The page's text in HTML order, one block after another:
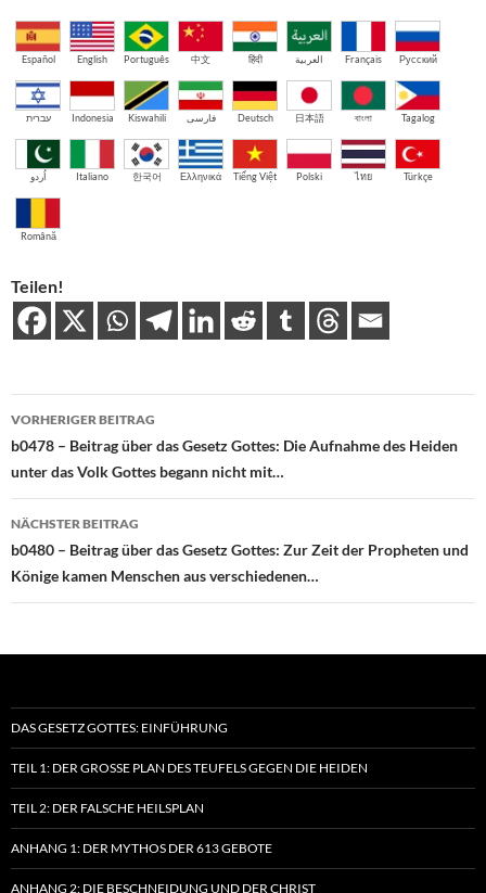
Español English Português 中文 हिंदी العربية Français Русский
עברית Indonesia Kiswahili فارسی Deutsch 日本語 বাংলা Tagalog
اُردو Italiano 한국어 Ελληνικά Tiếng Việt Polski ไทย Türkçe
Română
Teilen!
Beitragsnavigation
VORHERIGER BEITRAG
b0478 – Beitrag über das Gesetz Gottes: Die Aufnahme des Heiden
unter das Volk Gottes begann nicht mit…
NÄCHSTER BEITRAG
b0480 – Beitrag über das Gesetz Gottes: Zur Zeit der Propheten und
Könige kamen Menschen aus verschiedenen…
DAS GESETZ GOTTES: EINFÜHRUNG
TEIL 1: DER GROSSE PLAN DES TEUFELS GEGEN DIE HEIDEN
TEIL 2: DER FALSCHE HEILSPLAN
ANHANG 1: DER MYTHOS DER 613 GEBOTE
ANHANG 2: DIE BESCHNEIDUNG UND DER CHRIST